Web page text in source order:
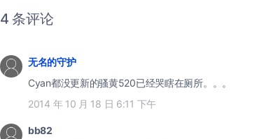
4 条评论
无名的守护
Cyan都没更新的骚黄520已经哭瞎在厕所。。。
2014 年 10 月 18 日 6:11 下午
bb82